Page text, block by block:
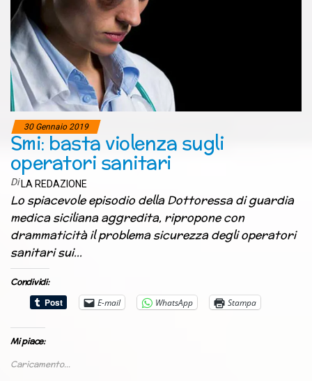
30 Gennaio 2019
Smi: basta violenza sugli
operatori sanitari
Di LA REDAZIONE
Lo spiacevole episodio della Dottoressa di guardia
medica siciliana aggredita, ripropone con
drammaticità il problema sicurezza degli operatori
sanitari sui…
Condividi:
E-mail
WhatsApp Stampa
Mi piace:
Caricamento...